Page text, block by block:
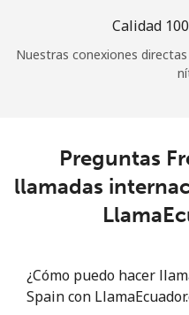
Calidad
Nuestras conexiones
Preguntas
llamadas
¿Cómo puedo hacer
Spain con